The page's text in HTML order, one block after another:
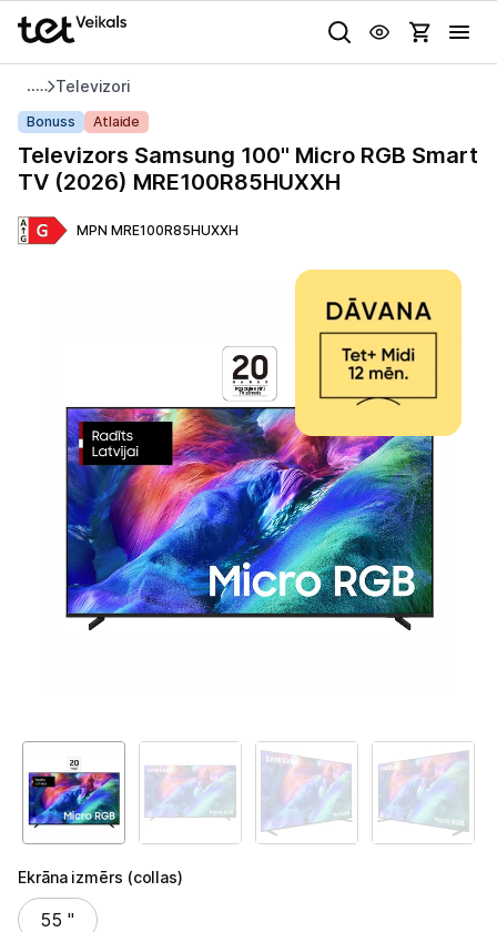
Uz kategorijam Uz galveno saturu
Televizori
Globāls iestatījums animāciju aktivizēšanai vai deaktivizēšanai visā
Televizors
Samsung
100"
Micro
RGB
Smart
Bonuss Atlaide
Televizors Samsung 100" Micro RGB Smart
TV (2026) MRE100R85HUXXH
MPN MRE100R85HUXXH
Ekrāna izmērs (collas)
Ekrāna izmērs (collas)
55 "